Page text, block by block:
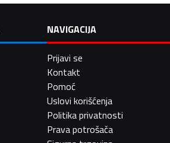
NAVIGACIJA
Prijavi se
Kontakt
Pomoć
Uslovi korišćenja
Politika privatnosti
Prava potrošača